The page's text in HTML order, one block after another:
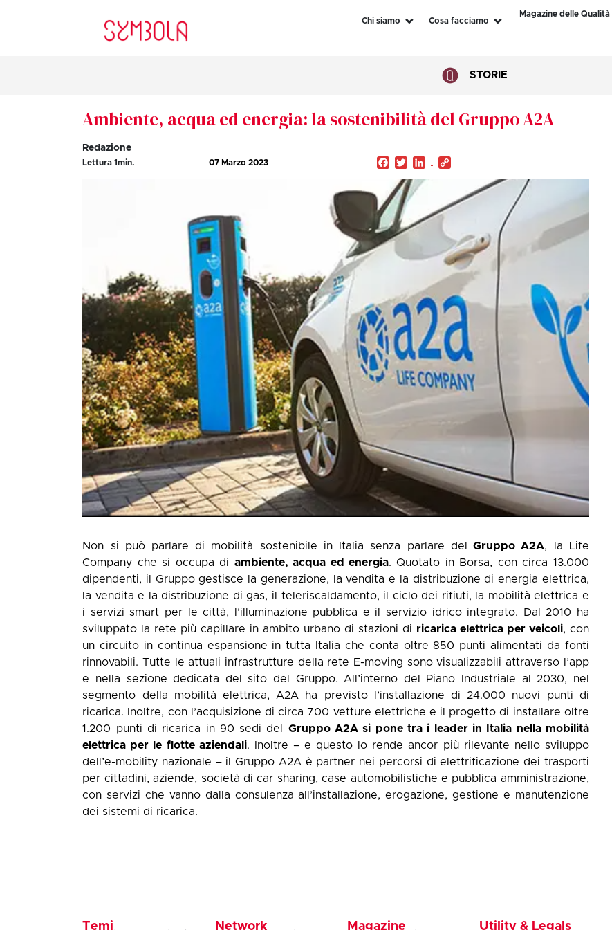
Chi siamo Cosa facciamo
Magazine delle Qualità
STORIE
Ambiente, acqua ed energia: la sostenibilità del Gruppo A2A
Redazione
Lettura1min. 07 Marzo 2023 Facebook
TwitterLinkedIn
Non si può parlare di mobilità sostenibile in Italia senza parlare del Gruppo A2A, la Life
Company che si occupa di ambiente, acqua ed energia. Quotato in Borsa, con circa 13.000
dipendenti, il Gruppo gestisce la generazione, la vendita e la distribuzione di energia elettrica,
la vendita e la distribuzione di gas, il teleriscaldamento, il ciclo dei rifiuti, la mobilità elettrica e
i servizi smart per le città, l’illuminazione pubblica e il servizio idrico integrato. Dal 2010 ha
sviluppato la rete più capillare in ambito urbano di stazioni di ricarica elettrica per veicoli, con
un circuito in continua espansione in tutta Italia che conta oltre 850 punti alimentati da fonti
rinnovabili. Tutte le attuali infrastrutture della rete E-moving sono visualizzabili attraverso l’app
e nella sezione dedicata del sito del Gruppo. All’interno del Piano Industriale al 2030, nel
segmento della mobilità elettrica, A2A ha previsto l’installazione di 24.000 nuovi punti di
ricarica. Inoltre, con l’acquisizione di circa 700 vetture elettriche e il progetto di installare oltre
1.200 punti di ricarica in 90 sedi del Gruppo A2A si pone tra i leader in Italia nella mobilità
elettrica per le flotte aziendali. Inoltre – e questo lo rende ancor più rilevante nello sviluppo
dell’e-mobility nazionale – il Gruppo A2A è partner nei percorsi di elettrificazione dei trasporti
per cittadini, aziende, società di car sharing, case automobilistiche e pubblica amministrazione,
con servizi che vanno dalla consulenza all’installazione, erogazione, gestione e manutenzione
dei sistemi di ricarica.
Temi Network Magazine Utility & Legals